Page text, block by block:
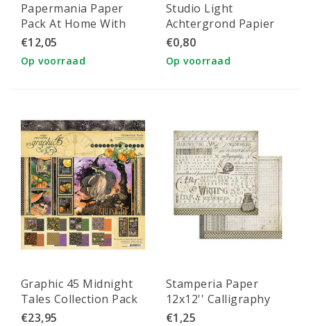
Papermania Paper
Pack At Home With
Santa 12x12 inch 32
sheets
€12,05
Op voorraad
Studio Light
Achtergrond Papier
Wonderful Autumn A4
nr. 327
€0,80
Op voorraad
Graphic 45 Midnight
Tales Collection Pack
12x12 inch
€23,95
Stamperia Paper
12x12'' Calligraphy
Ink
€1,25